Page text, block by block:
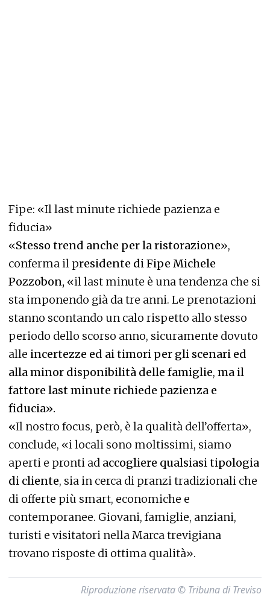
Fipe: «Il last minute richiede pazienza e
fiducia»
«Stesso trend anche per la ristorazione»,
conferma il presidente di Fipe Michele
Pozzobon, «il last minute è una tendenza che si
sta imponendo già da tre anni. Le prenotazioni
stanno scontando un calo rispetto allo stesso
periodo dello scorso anno, sicuramente dovuto
alle incertezze ed ai timori per gli scenari ed
alla minor disponibilità delle famiglie, ma il
fattore last minute richiede pazienza e
fiducia».
«Il nostro focus, però, è la qualità dell’offerta»,
conclude, «i locali sono moltissimi, siamo
aperti e pronti ad accogliere qualsiasi tipologia
di cliente, sia in cerca di pranzi tradizionali che
di offerte più smart, economiche e
contemporanee. Giovani, famiglie, anziani,
turisti e visitatori nella Marca trevigiana
trovano risposte di ottima qualità».
Riproduzione riservata © Tribuna di Treviso